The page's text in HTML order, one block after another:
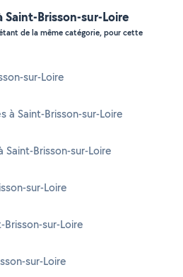
Saint-Brisson-sur-Loire
de la même catégorie, pour cette
sur-Loire
à Saint-Brisson-sur-Loire
Brisson-sur-Loire
sur-Loire
sur-Loire
sur-Loire